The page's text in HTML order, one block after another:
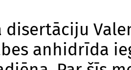
disertāciju
anhidrīda